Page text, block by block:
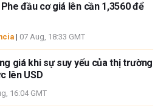
đầu cơ giá lên cần 1,3560 để
| 07 Aug, 18:33 GMT
giá khi sự suy yếu của thị trường
lên USD
16:04 GMT